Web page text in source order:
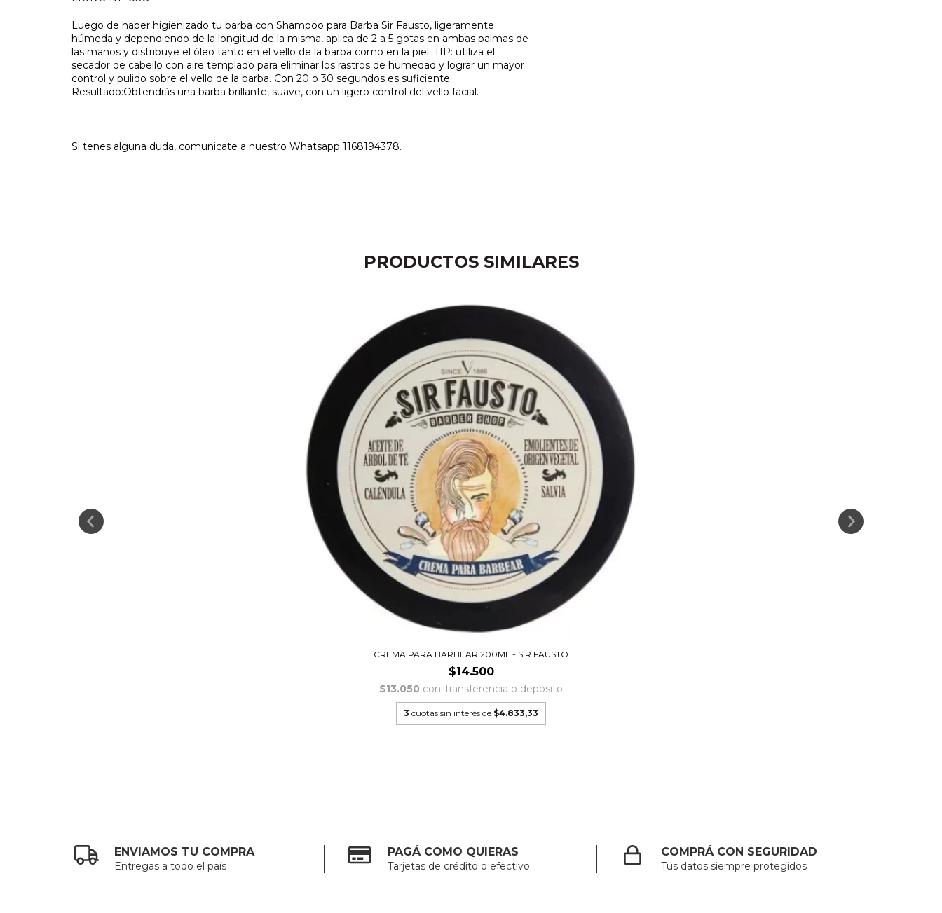
Luego de haber higienizado tu barba con Shampoo para Barba Sir Fausto, ligeramente
húmeda y dependiendo de la longitud de la misma, aplica de 2 a 5 gotas en ambas palmas de
las manos y distribuye el óleo tanto en el vello de la barba como en la piel. TIP: utiliza el
secador de cabello con aire templado para eliminar los rastros de humedad y lograr un mayor
control y pulido sobre el vello de la barba. Con 20 o 30 segundos es suficiente.
Resultado:Obtendrás una barba brillante, suave, con un ligero control del vello facial.
Si tenes alguna duda, comunicate a nuestro Whatsapp 1168194378.
PRODUCTOS SIMILARES
CREMA PARA BARBEAR 200ML - SIR FAUSTO
$14.500
$13.050 con Transferencia o depósito
3 cuotas sin interés de $4.833,33
ENVIAMOS TU COMPRA
Entregas a todo el país
PAGÁ COMO QUIERAS
Tarjetas de crédito o efectivo
COMPRÁ CON SEGURIDAD
Tus datos siempre protegidos